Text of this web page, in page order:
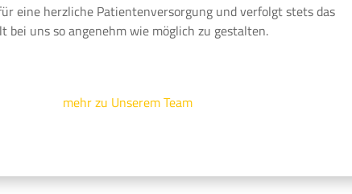
eine herzliche Patientenversorgung und verfolgt stets das
bei uns so angenehm wie möglich zu gestalten.
mehr zu Unserem Team